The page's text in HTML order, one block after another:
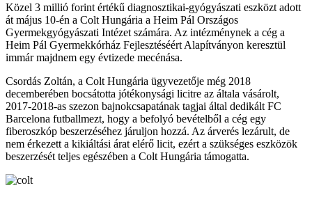
Közel 3 millió forint értékű diagnosztikai-gyógyászati eszközt adott
át május 10-én a Colt Hungária a Heim Pál Országos
Gyermekgyógyászati Intézet számára. Az intézménynek a cég a
Heim Pál Gyermekkórház Fejlesztéséért Alapítványon keresztül
immár majdnem egy évtizede mecénása.
Csordás Zoltán, a Colt Hungária ügyvezetője még 2018
decemberében bocsátotta jótékonysági licitre az általa vásárolt,
2017-2018-as szezon bajnokcsapatának tagjai által dedikált FC
Barcelona futballmezt, hogy a befolyó bevételből a cég egy
fiberoszkóp beszerzéséhez járuljon hozzá. Az árverés lezárult, de
nem érkezett a kikiáltási árat elérő licit, ezért a szükséges eszközök
beszerzését teljes egészében a Colt Hungária támogatta.